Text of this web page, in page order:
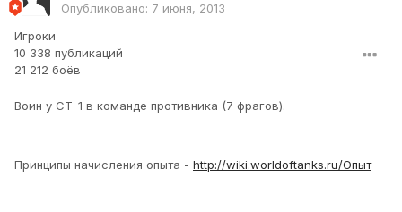
Опубликовано: 7 июня, 2013
Игроки
10 338 публикаций
21 212 боёв
Воин у СТ-1 в команде противника (7 фрагов).
Принципы начисления опыта - http://wiki.worldoftanks.ru/Опыт